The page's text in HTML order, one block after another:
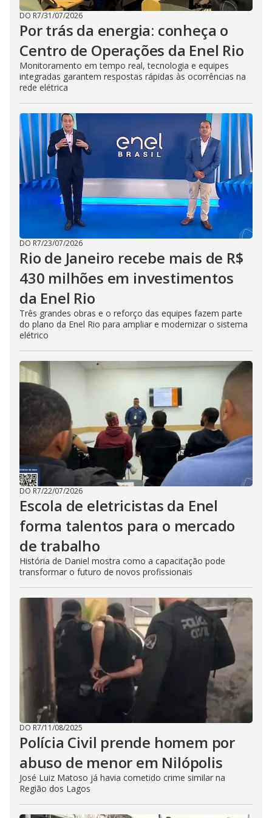
DO R7/31/07/2026
Por trás da energia: conheça o
Centro de Operações da Enel Rio
Monitoramento em tempo real, tecnologia e equipes
integradas garantem respostas rápidas às ocorrências na
rede elétrica
DO R7/23/07/2026
Rio de Janeiro recebe mais de R$
430 milhões em investimentos
da Enel Rio
Três grandes obras e o reforço das equipes fazem parte
do plano da Enel Rio para ampliar e modernizar o sistema
elétrico
DO R7/22/07/2026
Escola de eletricistas da Enel
forma talentos para o mercado
de trabalho
História de Daniel mostra como a capacitação pode
transformar o futuro de novos profissionais
DO R7/11/08/2025
Polícia Civil prende homem por
abuso de menor em Nilópolis
José Luiz Matoso já havia cometido crime similar na
Região dos Lagos